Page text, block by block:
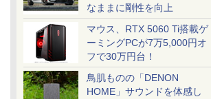
なままに剛性を向上
マウス、RTX 5060 Ti搭載ゲ
ーミングPCが7万5,000円オ
フで30万円台！
鳥肌ものの「DENON
HOME」サウンドを体感し